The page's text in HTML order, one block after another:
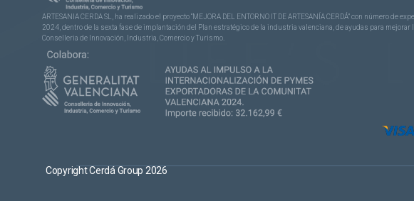
ARTESANIA CERDA SL, ha realizado el proyecto “MEJORA DEL ENTORNO IT DE ARTESANÍA CERDÁ” con
2024, dentro de la sexta fase de implantación del Plan estratégico de la industria valenciana, de ayudas para
Conselleria de Innovación, Industria, Comercio y Turismo.
Copyright Cerdá Group 2026